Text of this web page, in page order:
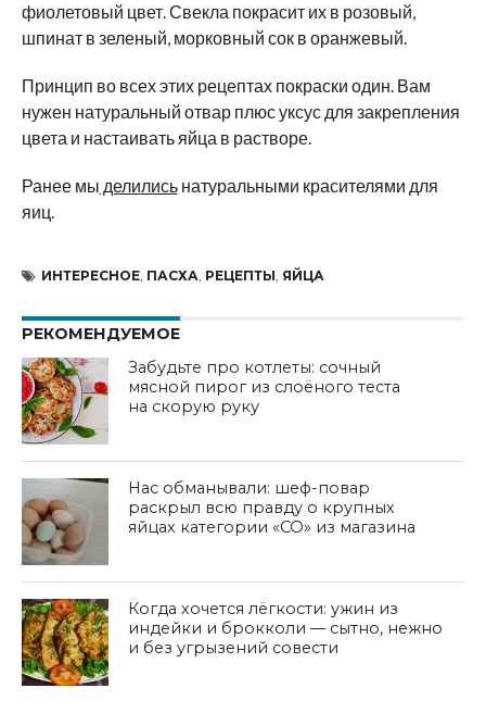
фиолетовый цвет. Свекла покрасит их в розовый,
шпинат в зеленый, морковный сок в оранжевый.
Принцип во всех этих рецептах покраски один. Вам
нужен натуральный отвар плюс уксус для закрепления
цвета и настаивать яйца в растворе.
Ранее мы делилисьнатуральными красителями для
яиц.
ИНТЕРЕСНОЕ, ПАСХА, РЕЦЕПТЫ, ЯЙЦА
РЕКОМЕНДУЕМОЕ
Забудьте про котлеты: сочный
мясной пирог из слоёного теста
на скорую руку
Нас обманывали: шеф-повар
раскрыл всю правду о крупных
яйцах категории «СО» из магазина
Когда хочется лёгкости: ужин из
индейки и брокколи — сытно, нежно
и без угрызений совести